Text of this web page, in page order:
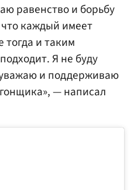
равенство и борьбу
каждый имеет
и таким
Я не буду
и поддерживаю
— написал